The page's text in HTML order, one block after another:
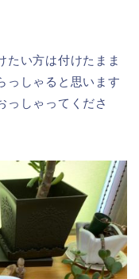
たい方は付けたまま
っしゃると思います
っしゃってくださ